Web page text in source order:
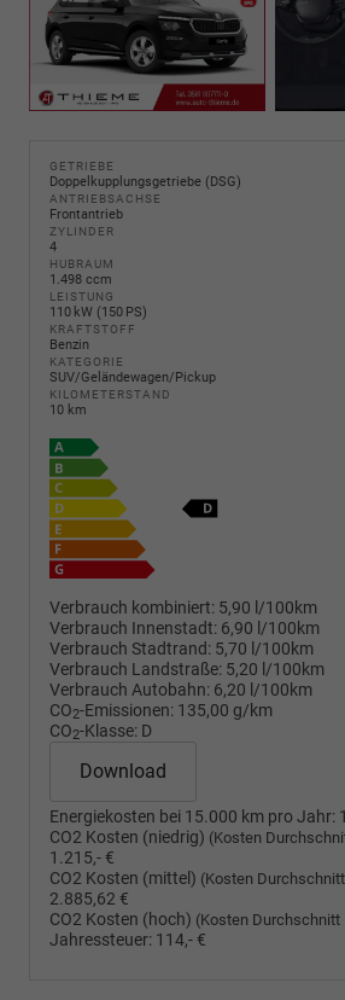
GETRIEBE
Doppelkupplungsgetriebe (DSG)
ANTRIEBSACHSE
Frontantrieb
ZYLINDER
4
HUBRAUM
1.498 ccm
LEISTUNG
110 kW (150 PS)
KRAFTSTOFF
Benzin
KATEGORIE
SUV/Geländewagen/Pickup
KILOMETERSTAND
10 km
Verbrauch kombiniert: 5,90 l/100km
Verbrauch Innenstadt: 6,90 l/100km
Verbrauch Stadtrand: 5,70 l/100km
Verbrauch Landstraße: 5,20 l/100km
Verbrauch Autobahn: 6,20 l/100km
CO2-Emissionen: 135,00 g/km
CO2-Klasse: D
Download
Energiekosten bei 15.000 km pro Jahr:
CO2 Kosten (niedrig) (Kosten
1.215,- €
CO2 Kosten (mittel) (Kosten
2.885,62 €
CO2 Kosten (hoch) (Kosten Durchschnitt
Jahressteuer: 114,- €